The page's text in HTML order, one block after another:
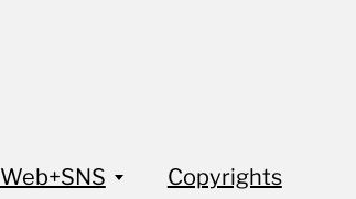
Web+SNS
Copyrights